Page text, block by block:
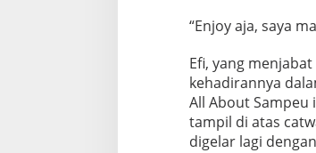
“Enjoy aja, saya
Efi, yang
kehadirannya
All About Sampeu
tampil di atas
digelar lagi